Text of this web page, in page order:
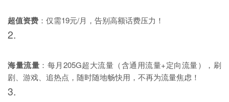
超值资费 ：仅需19元/月，告别高额话费压力！
2.
海量流量 ：每月205G超大流量（含通用流量+定向流量），刷
剧、游戏、追热点，随时随地畅快用，不再为流量焦虑！
3.